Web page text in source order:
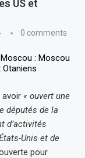
US et
0 comments
avoir « ouvert une
députés de la
d’activités
Unis et de
pour